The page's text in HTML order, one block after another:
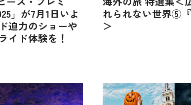
」が7月1日いよ
迫力のショーや
イド体験を！
れられない世界⑤『
＞